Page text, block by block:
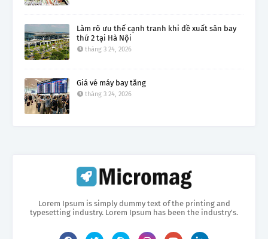
Làm rõ ưu thế cạnh tranh khi đề xuất sân bay
thứ 2 tại Hà Nội
tháng 3 24, 2026
Giá vé máy bay tăng
tháng 3 24, 2026
Lorem Ipsum is simply dummy text of the printing and
typesetting industry. Lorem Ipsum has been the industry's.